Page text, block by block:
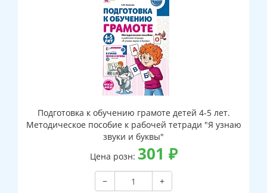
Подготовка к обучению грамоте детей 4-5 лет.
Методическое пособие к рабочей тетради "Я узнаю
звуки и буквы"
Цена розн: 301 ₽
−
+